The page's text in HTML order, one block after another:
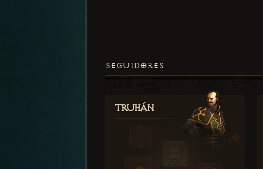
SEGUIDORES
Truhán